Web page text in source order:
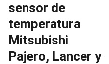
sensor de
temperatura
Mitsubishi
Pajero, Lancer y